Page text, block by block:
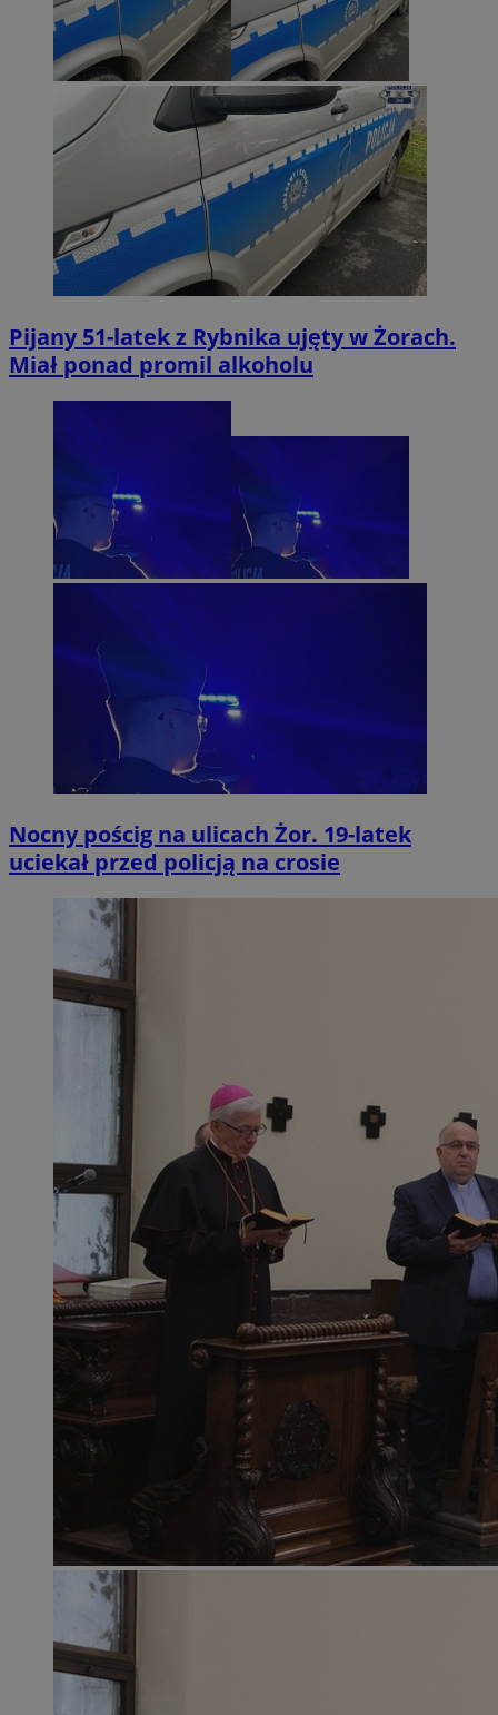
Pijany 51-latek z Rybnika ujęty w Żorach.
Miał ponad promil alkoholu
Nocny pościg na ulicach Żor. 19-latek
uciekał przed policją na crosie